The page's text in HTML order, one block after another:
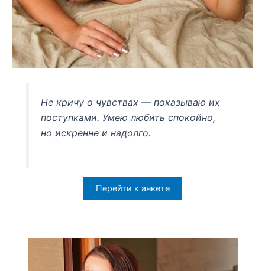
Не кричу о чувствах — показываю их
поступками. Умею любить спокойно,
но искренне и надолго.
Перейти к анкете